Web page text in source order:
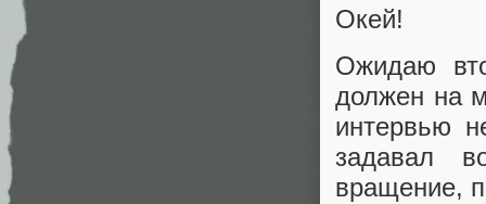
Окей!
Ожидаю
должен на
интервью
задавал
вращение,